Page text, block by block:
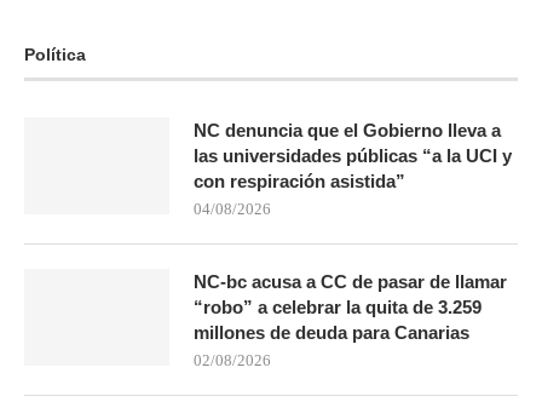
Política
NC denuncia que el Gobierno lleva a
las universidades públicas “a la UCI y
con respiración asistida”
04/08/2026
NC-bc acusa a CC de pasar de llamar
“robo” a celebrar la quita de 3.259
millones de deuda para Canarias
02/08/2026